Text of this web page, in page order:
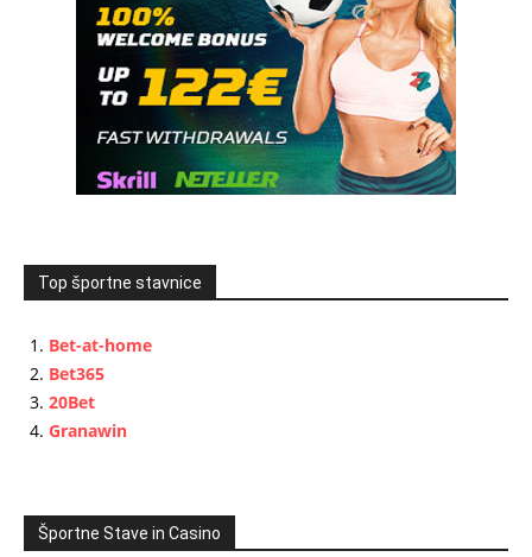
Top športne stavnice
Bet-at-home
Bet365
20Bet
Granawin
Športne Stave in Casino